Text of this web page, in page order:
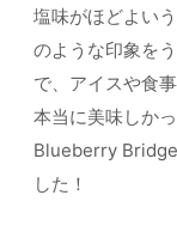
塩味がほどよい
のような印象を
で、アイスや食
本当に美味しか
Blueberry
した！